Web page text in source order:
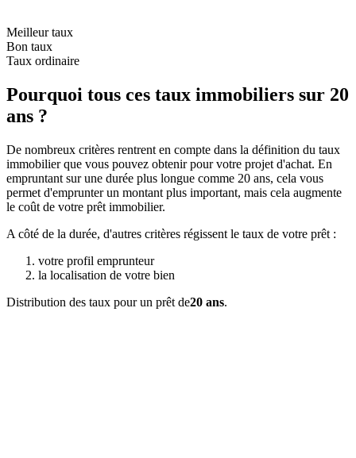
Meilleur taux
Bon taux
Taux ordinaire
Pourquoi tous ces taux immobiliers sur 20
ans ?
De nombreux critères rentrent en compte dans la définition du taux
immobilier que vous pouvez obtenir pour votre projet d'achat. En
empruntant sur une durée plus longue comme 20 ans, cela vous
permet d'emprunter un montant plus important, mais cela augmente
le coût de votre prêt immobilier.
A côté de la durée, d'autres critères régissent le taux de votre prêt :
votre profil emprunteur
la localisation de votre bien
Distribution des taux pour un prêt de20 ans.